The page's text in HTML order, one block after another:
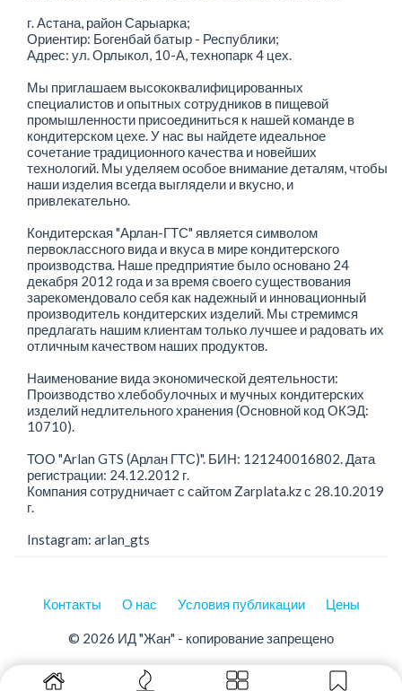
г. Астана, район Сарыарка;
Ориентир: Богенбай батыр - Республики;
Адрес: ул. Орлыкол, 10-А, технопарк 4 цех.
Мы приглашаем высококвалифицированных
специалистов и опытных сотрудников в пищевой
промышленности присоединиться к нашей команде в
кондитерском цехе. У нас вы найдете идеальное
сочетание традиционного качества и новейших
технологий. Мы уделяем особое внимание деталям, чтобы
наши изделия всегда выглядели и вкусно, и
привлекательно.
Кондитерская "Арлан-ГТС" является символом
первоклассного вида и вкуса в мире кондитерского
производства. Наше предприятие было основано 24
декабря 2012 года и за время своего существования
зарекомендовало себя как надежный и инновационный
производитель кондитерских изделий. Мы стремимся
предлагать нашим клиентам только лучшее и радовать их
отличным качеством наших продуктов.
Наименование вида экономической деятельности:
Производство хлебобулочных и мучных кондитерских
изделий недлительного хранения (Основной код ОКЭД:
10710).
ТОО "Arlan GTS (Арлан ГТС)". БИН: 121240016802. Дата
регистрации: 24.12.2012 г.
Компания сотрудничает с сайтом Zarplata.kz с 28.10.2019
г.
Instagram: arlan_gts
Контакты О нас Условия публикации Цены
© 2026 ИД "Жан" - копирование запрещено